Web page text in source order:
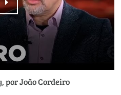
por João Cordeiro